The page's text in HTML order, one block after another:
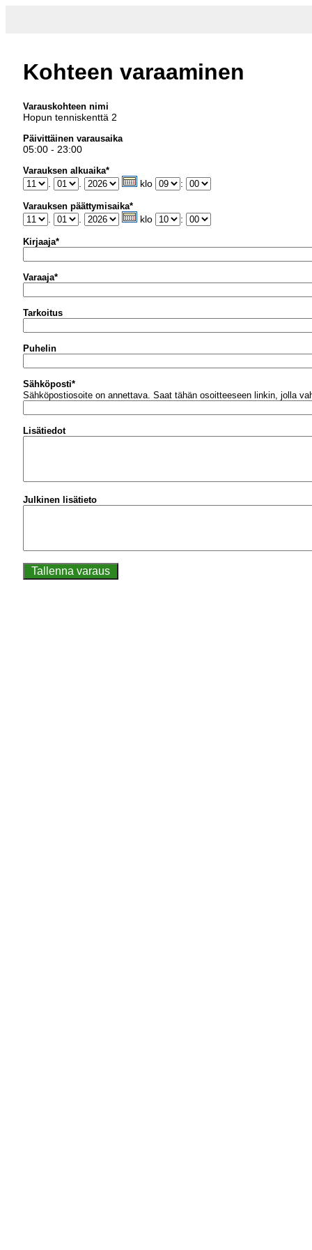
Kohteen varaaminen
Varauskohteen nimi
Hopun tenniskenttä 2
Päivittäinen varausaika
05:00 - 23:00
Varauksen alkuaika*
klo :
Varauksen päättymisaika*
klo :
Kirjaaja*
Varaaja*
Tarkoitus
Puhelin
Sähköposti*
Sähköpostiosoite on annettava. Saat tähän osoitteeseen linkin, jolla
Lisätiedot
Julkinen lisätieto